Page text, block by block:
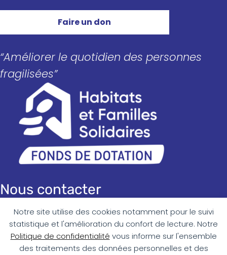
Notre site utilise des cookies notamment pour le suivi
statistique et l'amélioration du confort de lecture. Notre
Politique de confidentialité vous informe sur l'ensemble
des traitements des données personnelles et des
Faire un don
“Améliorer le quotidien des personnes
fragilisées”
Nous contacter
Messagerie :contact@fonds-hfs.fr
Téléphone : 09 72 57 57 98